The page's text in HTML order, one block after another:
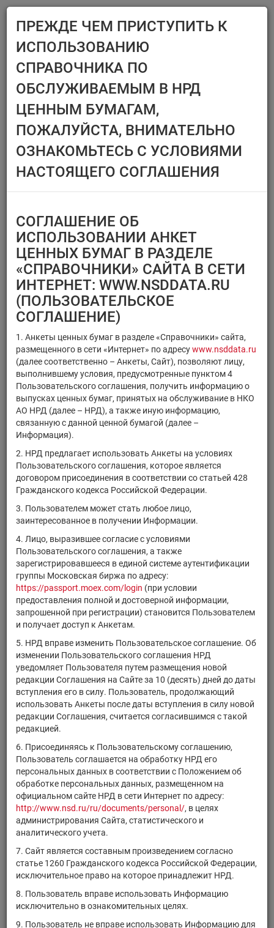
Главная Справочники Ценные бумаги
ЦЕННЫЕ БУМАГИ
ПРЕЖДЕ ЧЕМ ПРИСТУПИТЬ К
ИСПОЛЬЗОВАНИЮ
СПРАВОЧНИКА ПО
ОБСЛУЖИВАЕМЫМ В НРД
ЦЕННЫМ БУМАГАМ,
ПОЖАЛУЙСТА, ВНИМАТЕЛЬНО
ОЗНАКОМЬТЕСЬ С УСЛОВИЯМИ
НАСТОЯЩЕГО СОГЛАШЕНИЯ
СОГЛАШЕНИЕ ОБ
ИСПОЛЬЗОВАНИИ АНКЕТ
ЦЕННЫХ БУМАГ В РАЗДЕЛЕ
«СПРАВОЧНИКИ» САЙТА В СЕТИ
ИНТЕРНЕТ: WWW.NSDDATA.RU
(ПОЛЬЗОВАТЕЛЬСКОЕ
СОГЛАШЕНИЕ)
1. Анкеты ценных бумаг в разделе «Справочники» сайта,
размещенного в сети «Интернет» по адресуwww.nsddata.ru
(далее соответственно – Анкеты, Сайт), позволяют лицу,
выполнившему условия, предусмотренные пунктом 4
Пользовательского соглашения, получить информацию о
выпусках ценных бумаг, принятых на обслуживание в НКО
АО НРД (далее – НРД), а также иную информацию,
связанную с данной ценной бумагой (далее –
Информация).
2. НРД предлагает использовать Анкеты на условиях
Пользовательского соглашения, которое является
договором присоединения в соответствии со статьей 428
Гражданского кодекса Российской Федерации.
3. Пользователем может стать любое лицо,
заинтересованное в получении Информации.
4. Лицо, выразившее согласие с условиями
Пользовательского соглашения, а также
зарегистрировавшееся в единой системе аутентификации
группы Московская биржа по адресу:
https://passport.moex.com/login (при условии
предоставления полной и достоверной информации,
запрошенной при регистрации) становится Пользователем
и получает доступ к Анкетам.
5. НРД вправе изменить Пользовательское соглашение. Об
изменении Пользовательского соглашения НРД
уведомляет Пользователя путем размещения новой
редакции Соглашения на Сайте за 10 (десять) дней до даты
вступления его в силу. Пользователь, продолжающий
использовать Анкеты после даты вступления в силу новой
редакции Соглашения, считается согласившимся с такой
редакцией.
6. Присоединяясь к Пользовательскому соглашению,
Пользователь соглашается на обработку НРД его
персональных данных в соответствии с Положением об
обработке персональных данных, размещенном на
официальном сайте НРД в сети Интернет по адресу:
http://www.nsd.ru/ru/documents/personal/, в целях
администрирования Сайта, статистического и
аналитического учета.
7. Сайт является составным произведением согласно
статье 1260 Гражданского кодекса Российской Федерации,
исключительное право на которое принадлежит НРД.
8. Пользователь вправе использовать Информацию
исключительно в ознакомительных целях.
9. Пользователь не вправе использовать Информацию для
Эмитент/ИФ/ИП
Тип финансового
инструмента
Перечень ценных бумаг,
по которым
Ценные бумаги,
предназначенные
только для квал.
инвесторов
Тип идентификатора ц.б.
×
Регистрационный номер
×
ISIN
Очистить фильтр
Поиск
РЕЗУЛЬТАТЫ ПОИСКА:
Ценные бумаги, находящиеся на обслуживании в НРД на
08.08.2026
Показано 141-160 из 21369 найденных ценных бумаг.
Код НРД Эмитент/ИФ/ИП
Тип
финансового
инструмента
номер
RU000A0JR2C1
ОПИФ рыночных
финансовых
инструментов "ВИМ
- Казначейский"
паи 0089-
RU000A0JR2K4
ОПИФ рыночных
финансовых
инструментов "А-
Капитал
Сбалансированный"
паи 0047-
RU000A0JR316
ЗПИФ акций
RU000A0JR3F2
Рентный ЗПИФ
"Перспектива - фонд
второй"
паи 1852-
RU000A0JR4R5
ЗПИФ рентный
"Своя земля -
рентный"
паи
RU000A0JR4X3
финансовых
инструментов
"РСХБ - Фонд Акций
развивающихся
стран"
паи 0012-
ЗПИФ